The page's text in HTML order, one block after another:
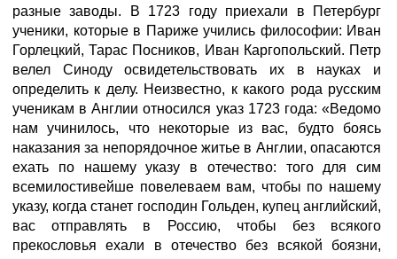
разные заводы. В 1723 году приехали в Петербург
ученики, которые в Париже учились философии: Иван
Горлецкий, Тарас Посников, Иван Каргопольский. Петр
велел Синоду освидетельствовать их в науках и
определить к делу. Неизвестно, к какого рода русским
ученикам в Англии относился указ 1723 года: «Ведомо
нам учинилось, что некоторые из вас, будто боясь
наказания за непорядочное житье в Англии, опасаются
ехать по нашему указу в отечество: того для сим
всемилостивейше повелеваем вам, чтобы по нашему
указу, когда станет господин Гольден, купец английский,
вас отправлять в Россию, чтобы без всякого
прекословья ехали в отечество без всякой боязни,